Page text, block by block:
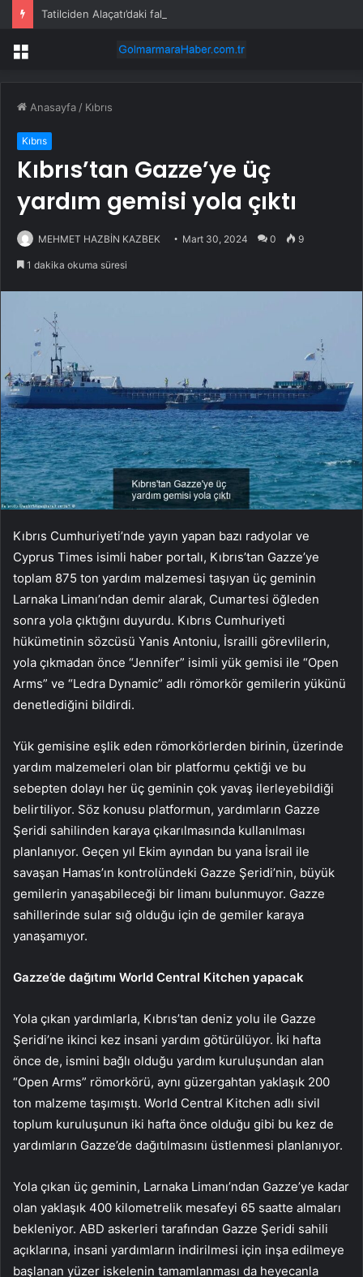
Menü
Anasayfa / Kıbrıs
Kıbrıs
Kıbrıs’tan Gazze’ye üç
yardım gemisi yola çıktı
MEHMET HAZBİN KAZBEK Mart 30, 2024 0 9
1 dakika okuma süresi
Kıbrıs Cumhuriyeti’nde yayın yapan bazı radyolar ve
Cyprus Times isimli haber portalı, Kıbrıs’tan Gazze’ye
toplam 875 ton yardım malzemesi taşıyan üç geminin
Larnaka Limanı’ndan demir alarak, Cumartesi öğleden
sonra yola çıktığını duyurdu. Kıbrıs Cumhuriyeti
hükümetinin sözcüsü Yanis Antoniu, İsrailli görevlilerin,
yola çıkmadan önce “Jennifer” isimli yük gemisi ile “Open
Arms” ve “Ledra Dynamic” adlı römorkör gemilerin yükünü
denetlediğini bildirdi.
Yük gemisine eşlik eden römorkörlerden birinin, üzerinde
yardım malzemeleri olan bir platformu çektiği ve bu
sebepten dolayı her üç geminin çok yavaş ilerleyebildiği
belirtiliyor. Söz konusu platformun, yardımların Gazze
Şeridi sahilinden karaya çıkarılmasında kullanılması
planlanıyor. Geçen yıl Ekim ayından bu yana İsrail ile
savaşan Hamas’ın kontrolündeki Gazze Şeridi’nin, büyük
gemilerin yanaşabileceği bir limanı bulunmuyor. Gazze
sahillerinde sular sığ olduğu için de gemiler karaya
yanaşamıyor.
Gazze’de dağıtımı World Central Kitchen yapacak
Yola çıkan yardımlarla, Kıbrıs’tan deniz yolu ile Gazze
Şeridi’ne ikinci kez insani yardım götürülüyor. İki hafta
önce de, ismini bağlı olduğu yardım kuruluşundan alan
“Open Arms” römorkörü, aynı güzergahtan yaklaşık 200
ton malzeme taşımıştı. World Central Kitchen adlı sivil
toplum kuruluşunun iki hafta önce olduğu gibi bu kez de
yardımların Gazze’de dağıtılmasını üstlenmesi planlanıyor.
Yola çıkan üç geminin, Larnaka Limanı’ndan Gazze’ye kadar
olan yaklaşık 400 kilometrelik mesafeyi 65 saatte almaları
bekleniyor. ABD askerleri tarafından Gazze Şeridi sahili
açıklarına, insani yardımların indirilmesi için inşa edilmeye
başlanan yüzer iskelenin tamamlanması da heyecanla